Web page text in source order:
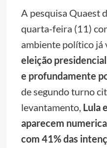
A pesquisa Quaest
quarta-feira (11)
ambiente político já
eleição
e profundamente
de segundo turno
levantamento, Lula
aparecem
com 41% das